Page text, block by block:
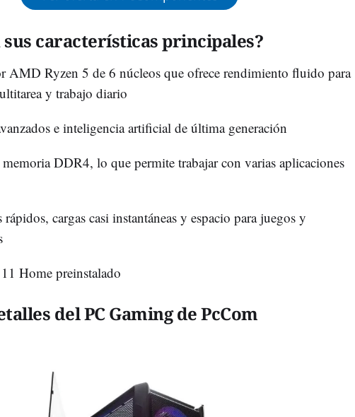
sus características principales?
AMD Ryzen 5 de 6 núcleos que ofrece rendimiento fluido para
y trabajo diario
e inteligencia artificial de última generación
DDR4, lo que permite trabajar con varias aplicaciones
cargas casi instantáneas y espacio para juegos y
Home preinstalado
del PC Gaming de PcCom